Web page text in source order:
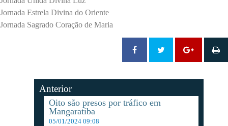
Jornada Estrela Divina do Oriente
Jornada Sagrado Coração de Maria
Anterior
Oito são presos por tráfico em
Mangaratiba
05/01/2024 09:08